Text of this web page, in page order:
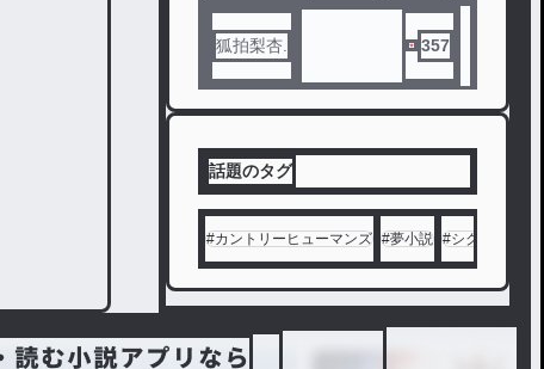
狐拍梨杏. 357
話題のタグ
#カントリーヒューマンズ #夢小説 #シクフォニ